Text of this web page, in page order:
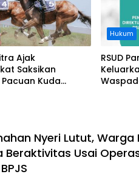
Ajak
Saksikan
Kuda
Hukum
RSUD
Nyeri Lutut,
Beraktivitas Usai